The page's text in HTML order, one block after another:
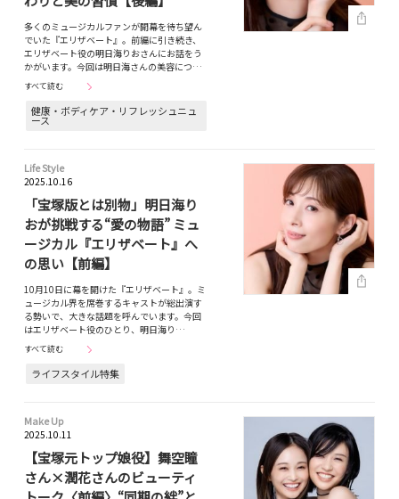
多くのミュージカルファンが開幕を待ち望ん
でいた『エリザベート』。前編に引き続き、
エリザベート役の明日海りおさんにお話をう
かがいます。今回は明日海さんの美容につ…
すべて読む
健康・ボディケア・リフレッシュニュ
ース
Life Style
2025.10.16
「宝塚版とは別物」明日海り
おが挑戦する“愛の物語” ミュ
ージカル『エリザベート』へ
の思い【前編】
10月10日に幕を開けた『エリザベート』。ミ
ュージカル界を席巻するキャストが総出演す
る勢いで、大きな話題を呼んでいます。今回
はエリザベート役のひとり、明日海り…
すべて読む
ライフスタイル特集
Make Up
2025.10.11
【宝塚元トップ娘役】舞空瞳
さん×潤花さんのビューティ